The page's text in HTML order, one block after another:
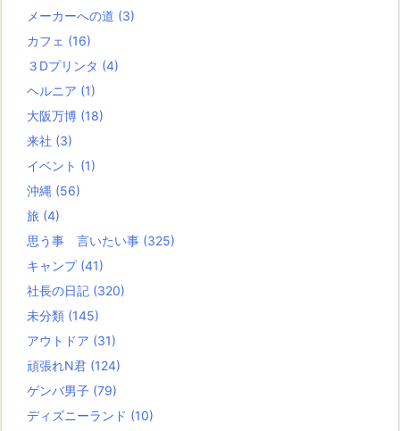
メーカーへの道 (3)
カフェ (16)
３Dプリンタ (4)
ヘルニア (1)
大阪万博 (18)
来社 (3)
イベント (1)
沖縄 (56)
旅 (4)
思う事 言いたい事 (325)
キャンプ (41)
社長の日記 (320)
未分類 (145)
アウトドア (31)
頑張れN君 (124)
ゲンバ男子 (79)
ディズニーランド (10)